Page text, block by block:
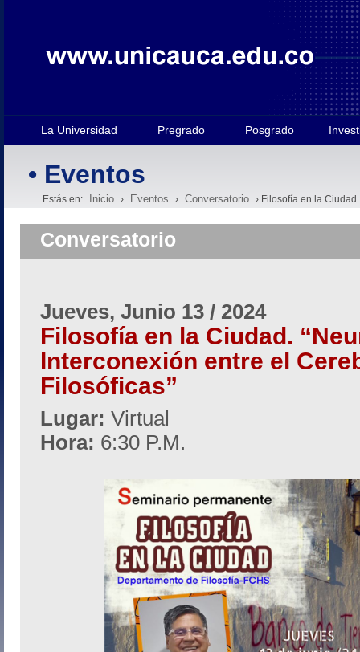
La Universidad Pregrado Posgrado
• Eventos
Estás en: Inicio › Eventos › Conversatorio › Filosofía en la
Conversatorio
Jueves, Junio 13 / 2024
Filosofía en la Ciudad.
Interconexión entre el
Filosóficas”
Lugar: Virtual
Hora: 6:30 P.M.